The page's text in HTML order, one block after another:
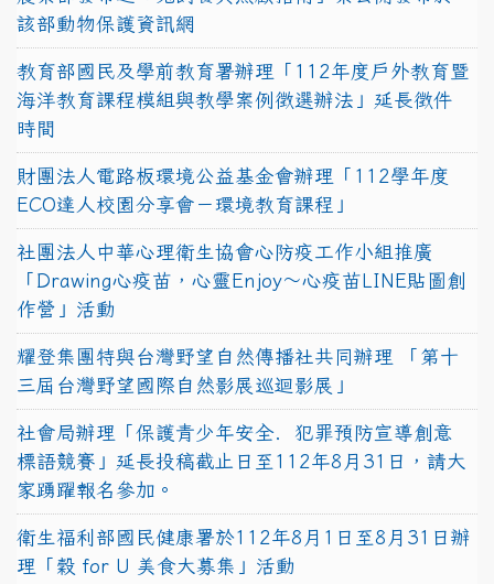
該部動物保護資訊網
教育部國民及學前教育署辦理「112年度戶外教育暨
海洋教育課程模組與教學案例徵選辦法」延長徵件
時間
財團法人電路板環境公益基金會辦理「112學年度
ECO達人校園分享會－環境教育課程」
社團法人中華心理衛生協會心防疫工作小組推廣
「Drawing心疫苗，心靈Enjoy〜心疫苗LINE貼圖創
作營」活動
耀登集團特與台灣野望自然傳播社共同辦理 「第十
三屆台灣野望國際自然影展巡迴影展」
社會局辦理「保護青少年安全．犯罪預防宣導創意
標語競賽」延長投稿截止日至112年8月31日，請大
家踴躍報名參加。
衛生福利部國民健康署於112年8月1日至8月31日辦
理「穀 for U 美食大募集」活動